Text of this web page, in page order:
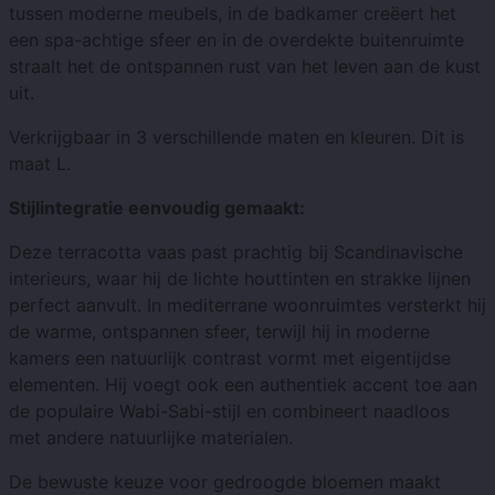
tussen moderne meubels, in de badkamer creëert het
een spa-achtige sfeer en in de overdekte buitenruimte
straalt het de ontspannen rust van het leven aan de kust
uit.
Verkrijgbaar in 3 verschillende maten en kleuren. Dit is
maat L.
Stijlintegratie eenvoudig gemaakt:
Deze terracotta vaas past prachtig bij Scandinavische
interieurs, waar hij de lichte houttinten en strakke lijnen
perfect aanvult. In mediterrane woonruimtes versterkt hij
de warme, ontspannen sfeer, terwijl hij in moderne
kamers een natuurlijk contrast vormt met eigentijdse
elementen. Hij voegt ook een authentiek accent toe aan
de populaire Wabi-Sabi-stijl en combineert naadloos
met andere natuurlijke materialen.
De bewuste keuze voor gedroogde bloemen maakt